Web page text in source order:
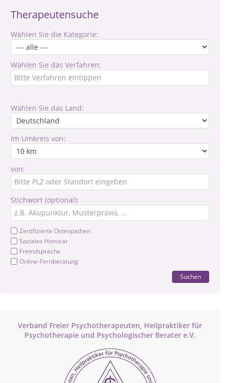
Therapeutensuche
Wählen Sie die Kategorie:
Wählen Sie das Verfahren:
Wählen Sie das Land:
Im Umkreis von:
von:
Stichwort (optional):
Zertifizierte Osteopathen
Soziales Honorar
Fremdsprache
Online-Fernberatung
Suchen
Verband Freier Psychotherapeuten, Heilpraktiker für
Psychotherapie und Psychologischer Berater e.V.